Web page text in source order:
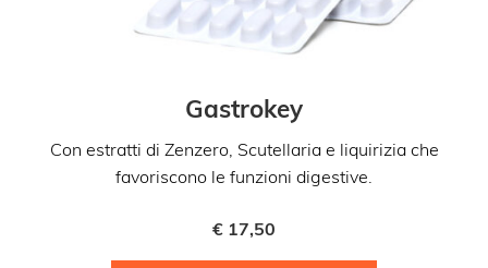
Gastrokey
Con estratti di Zenzero, Scutellaria e liquirizia che
favoriscono le funzioni digestive.
€ 17,50